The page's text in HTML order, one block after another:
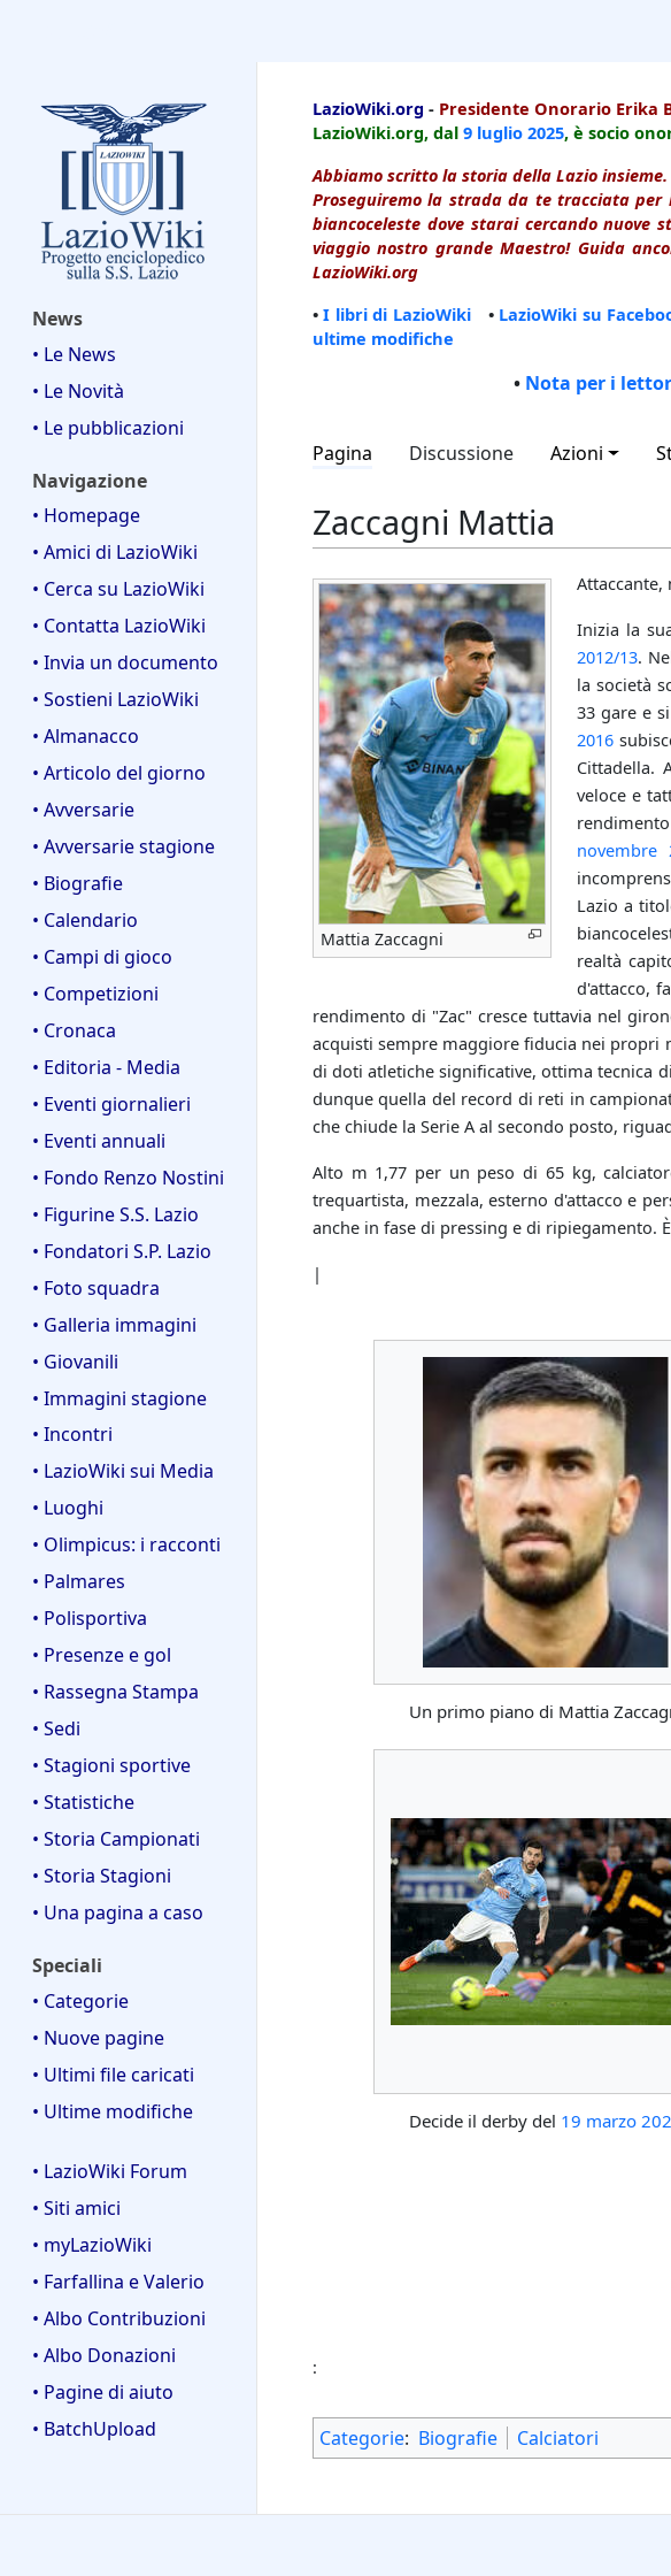
News
• Le News
• Le Novità
• Le pubblicazioni
Navigazione
• Homepage
• Amici di LazioWiki
• Cerca su LazioWiki
• Contatta LazioWiki
• Invia un documento
• Sostieni LazioWiki
• Almanacco
• Articolo del giorno
• Avversarie
• Avversarie stagione
• Biografie
• Calendario
• Campi di gioco
• Competizioni
• Cronaca
• Editoria - Media
• Eventi giornalieri
• Eventi annuali
• Fondo Renzo Nostini
• Figurine S.S. Lazio
• Fondatori S.P. Lazio
• Foto squadra
• Galleria immagini
• Giovanili
• Immagini stagione
• Incontri
• LazioWiki sui Media
• Luoghi
• Olimpicus: i racconti
• Palmares
• Polisportiva
• Presenze e gol
• Rassegna Stampa
• Sedi
• Stagioni sportive
• Statistiche
• Storia Campionati
• Storia Stagioni
• Una pagina a caso
Speciali
• Categorie
• Nuove pagine
• Ultimi file caricati
• Ultime modifiche
• LazioWiki Forum
• Siti amici
• myLazioWiki
• Farfallina e Valerio
• Albo Contribuzioni
• Albo Donazioni
• Pagine di aiuto
• BatchUpload
LazioWiki.org - Presidente Onorario Erika
LazioWiki.org, dal 9 luglio 2025, è socio
Abbiamo scritto la storia della Lazio
Proseguiremo la strada da te tracciata
biancoceleste dove starai cercando
viaggio nostro grande Maestro! Guida
LazioWiki.org
•I libri di LazioWiki• LazioWiki su
ultime modifiche
• Nota per i
Pagina Discussione Azioni
Zaccagni Mattia
Mattia Zaccagni
Attaccante,
Inizia la
2012/13.
la società
33 gare e
2016
Cittadella.
veloce e
novembre
Lazio a
realtà
d'attacco,
rendimento di "Zac" cresce tuttavia nel
acquisti sempre maggiore fiducia nei propri
di doti atletiche significative, ottima tecnica
dunque quella del record di reti in
che chiude la Serie A al secondo posto,
Alto m 1,77 per un peso di 65 kg,
trequartista, mezzala, esterno d'attacco e
anche in fase di pressing e di ripiegamento.
|
Un primo piano di Mattia
Decide il derby del 19 marzo
:
Categorie: Biografie Calciatori